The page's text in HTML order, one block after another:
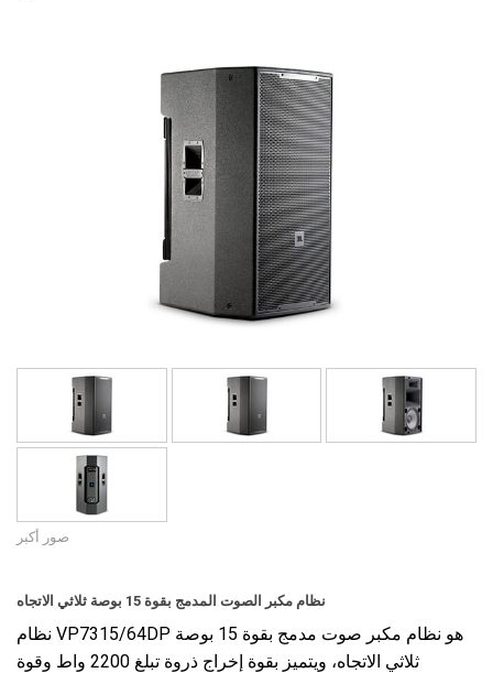
صور أكبر
نظام مكبر الصوت المدمج بقوة 15 بوصة ثلاثي الاتجاه
نظام VP7315/64DP هو نظام مكبر صوت مدمج بقوة 15 بوصة
ثلاثي الاتجاه، ويتميز بقوة إخراج ذروة تبلغ 2200 واط وقوة